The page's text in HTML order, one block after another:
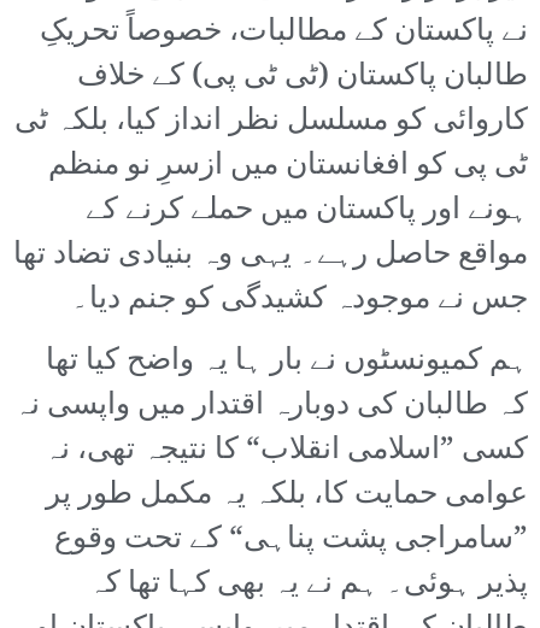
نے پاکستان کے مطالبات، خصوصاً تحریکِ
طالبان پاکستان (ٹی ٹی پی) کے خلاف
کاروائی کو مسلسل نظر انداز کیا، بلکہ ٹی
ٹی پی کو افغانستان میں ازسرِ نو منظم
ہونے اور پاکستان میں حملے کرنے کے
مواقع حاصل رہے۔ یہی وہ بنیادی تضاد تھا
جس نے موجودہ کشیدگی کو جنم دیا۔
ہم کمیونسٹوں نے بار ہا یہ واضح کیا تھا
کہ طالبان کی دوبارہ اقتدار میں واپسی نہ
کسی ”اسلامی انقلاب“ کا نتیجہ تھی، نہ
عوامی حمایت کا، بلکہ یہ مکمل طور پر
”سامراجی پشت پناہی“ کے تحت وقوع
پذیر ہوئی۔ ہم نے یہ بھی کہا تھا کہ